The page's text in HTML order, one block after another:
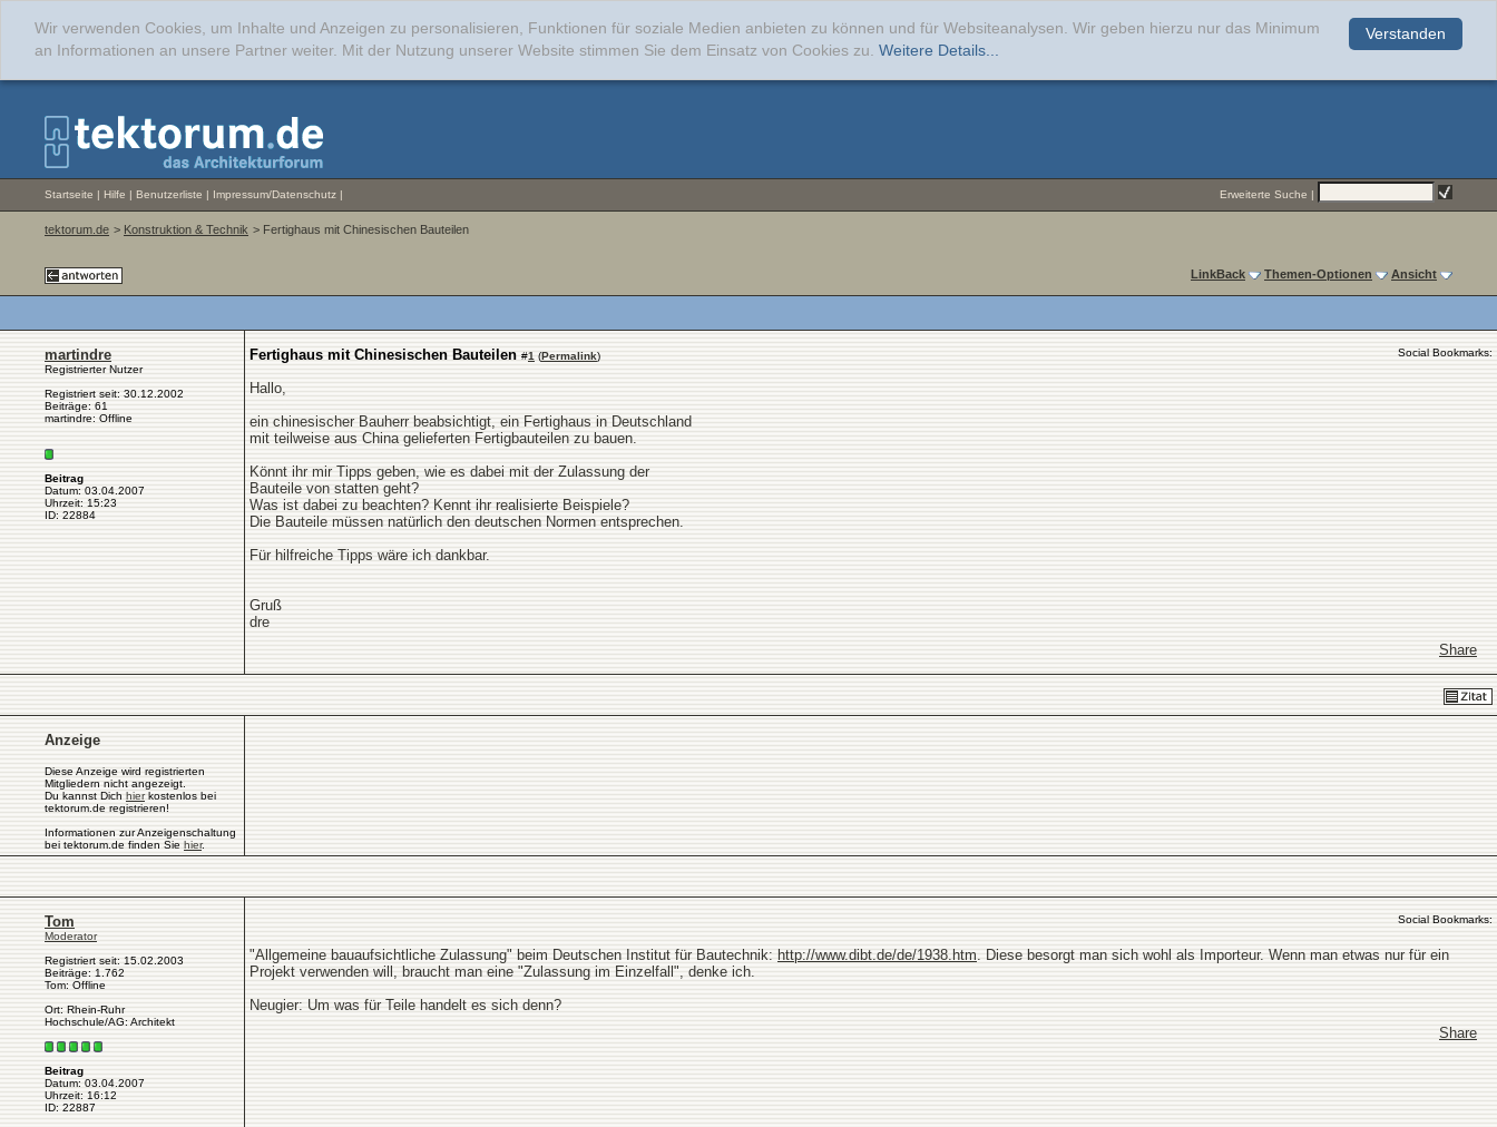
Verstanden
Wir verwenden Cookies, um Inhalte und Anzeigen zu personalisieren, Funktionen für soziale Medien anbieten zu können und für Websiteanalysen. Wir geben hierzu nur das Minimum
an Informationen an unsere Partner weiter. Mit der Nutzung unserer Website stimmen Sie dem Einsatz von Cookies zu. Weitere Details...
Startseite | Hilfe | Benutzerliste | Impressum/Datenschutz | Erweiterte Suche |
tektorum.de > Konstruktion & Technik > Fertighaus mit Chinesischen Bauteilen
LinkBack Themen-Optionen Ansicht
martindre
Registrierter Nutzer
Registriert seit: 30.12.2002
Beiträge: 61
martindre: Offline
Beitrag
Datum: 03.04.2007
Uhrzeit: 15:23
ID: 22884
Fertighaus mit Chinesischen Bauteilen #1 (Permalink) Social Bookmarks:
Hallo,
ein chinesischer Bauherr beabsichtigt, ein Fertighaus in Deutschland
mit teilweise aus China gelieferten Fertigbauteilen zu bauen.
Könnt ihr mir Tipps geben, wie es dabei mit der Zulassung der
Bauteile von statten geht?
Was ist dabei zu beachten? Kennt ihr realisierte Beispiele?
Die Bauteile müssen natürlich den deutschen Normen entsprechen.
Für hilfreiche Tipps wäre ich dankbar.
Gruß
dre
Share
Anzeige
Diese Anzeige wird registrierten
Mitgliedern nicht angezeigt.
Du kannst Dich hierkostenlos bei
tektorum.de registrieren!
Informationen zur Anzeigenschaltung
bei tektorum.de finden Sie hier.
Tom
Moderator
Registriert seit: 15.02.2003
Beiträge: 1.762
Tom: Offline
Ort: Rhein-Ruhr
Hochschule/AG: Architekt
Beitrag
Datum: 03.04.2007
Uhrzeit: 16:12
ID: 22887
Social Bookmarks:
"Allgemeine bauaufsichtliche Zulassung" beim Deutschen Institut für Bautechnik: http://www.dibt.de/de/1938.htm. Diese besorgt man sich wohl als Importeur. Wenn man etwas nur für ein
Projekt verwenden will, braucht man eine "Zulassung im Einzelfall", denke ich.
Neugier: Um was für Teile handelt es sich denn?
Share